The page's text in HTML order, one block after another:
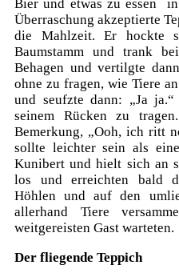
Bier und etwas zu essen
Überraschung akzeptierte
die Mahlzeit. Er hockte
Baumstamm und trank
Behagen und vertilgte
ohne zu fragen, wie Tiere
und seufzte dann: „Ja
seinem Rücken zu
Bemerkung, „Ooh, ich ritt
sollte leichter sein als
Kunibert und hielt sich an
los und erreichten bald
Höhlen und auf den
allerhand Tiere
weitgereisten Gast warteten.
Der fliegende Teppich